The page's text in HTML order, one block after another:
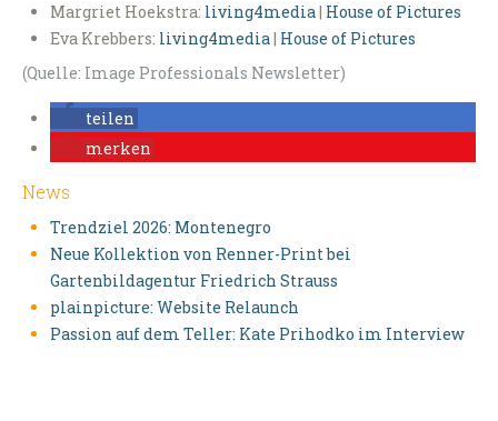
Margriet Hoekstra: living4media| House of Pictures
Eva Krebbers: living4media| House of Pictures
(Quelle: Image Professionals Newsletter)
teilen
merken
News
Trendziel 2026: Montenegro
Neue Kollektion von Renner-Print bei
Gartenbildagentur Friedrich Strauss
plainpicture: Website Relaunch
Passion auf dem Teller: Kate Prihodko im Interview